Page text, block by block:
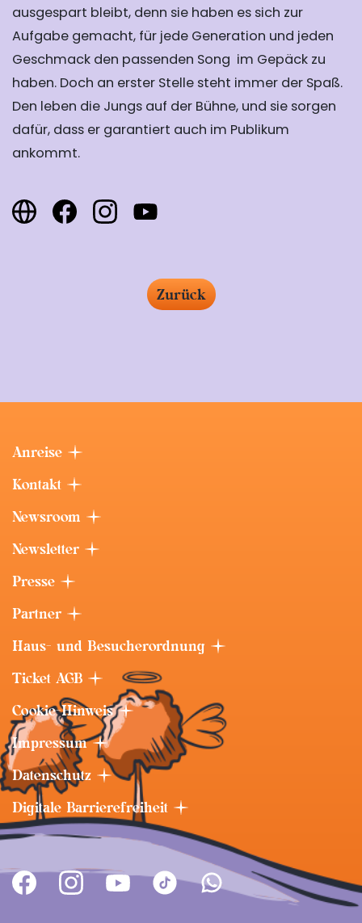
ausgespart bleibt, denn sie haben es sich zur
Aufgabe gemacht, für jede Generation und jeden
Geschmack den passenden Song im Gepäck zu
haben. Doch an erster Stelle steht immer der Spaß.
Den leben die Jungs auf der Bühne, und sie sorgen
dafür, dass er garantiert auch im Publikum
ankommt.
Zurück
Anreise
Kontakt
Newsroom
Newsletter
Presse
Partner
Haus- und Besucherordnung
Ticket AGB
Cookie-Hinweis
Impressum
Datenschutz
Digitale Barrierefreiheit